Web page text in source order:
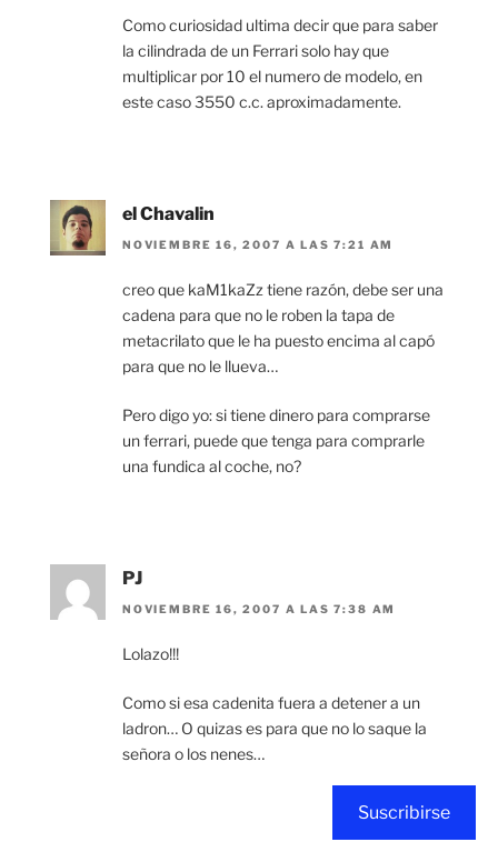
Como curiosidad ultima decir que para saber
la cilindrada de un Ferrari solo hay que
multiplicar por 10 el numero de modelo, en
este caso 3550 c.c. aproximadamente.
el Chavalin
NOVIEMBRE 16, 2007 A LAS 7:21 AM
creo que kaM1kaZz tiene razón, debe ser una
cadena para que no le roben la tapa de
metacrilato que le ha puesto encima al capó
para que no le llueva…
Pero digo yo: si tiene dinero para comprarse
un ferrari, puede que tenga para comprarle
una fundica al coche, no?
PJ
NOVIEMBRE 16, 2007 A LAS 7:38 AM
Lolazo!!!
Como si esa cadenita fuera a detener a un
ladron… O quizas es para que no lo saque la
señora o los nenes…
Suscribirse